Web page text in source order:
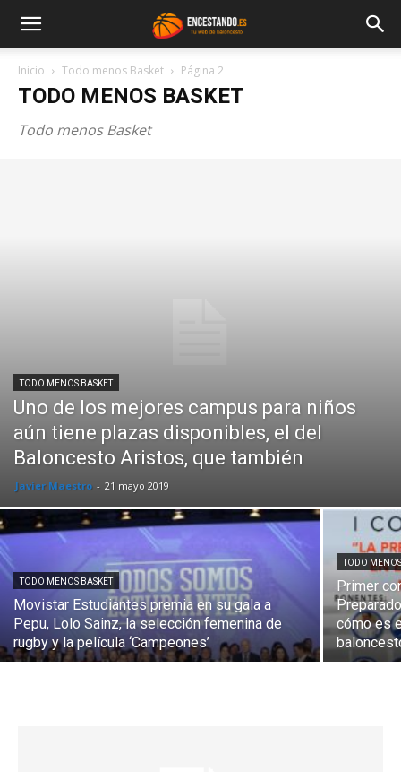
Inicio Todo menos Basket Página 2
TODO MENOS BASKET
Todo menos Basket
TODO MENOS BASKET
Uno de los mejores campus para niños
aún tiene plazas disponibles, el del
Baloncesto Aristos, que también
Javier Maestro - 21 mayo 2019
TODO MENOS BASKET
Movistar Estudiantes premia en su gala a
Pepu, Lolo Sainz, la selección femenina de
rugby y la película ‘Campeones’
TODO
Primer
cómo es